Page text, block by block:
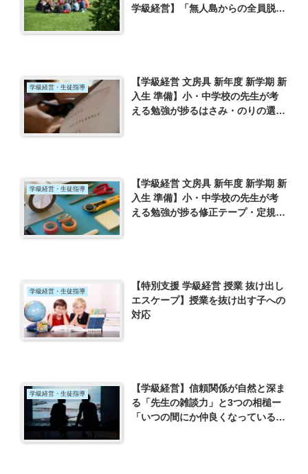
学級経営】「無人島からの全員脱出
学級経営・生徒指導
【学級経営 文房具 新年度 新学期 新
入生 準備】小・中学校の先生が考
える勉強が捗るはさみ・のりの選び
学級経営・生徒指導
【学級経営 文房具 新年度 新学期 新
入生 準備】小・中学校の先生が考
える勉強が捗る修正テープ・定規の
学級経営・生徒指導
【特別支援 学級経営 授業 抜け出し
エスケープ】授業を抜け出す子への
対応
学級経営・生徒指導
【学級経営】信頼関係が自然と深ま
る「先生の雑談力」と3つの相槌ー
「いつの間にか仲良くなっている人